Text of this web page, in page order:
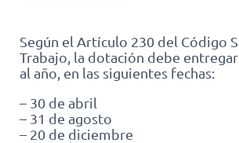
Según el Artículo 230 del Código
Trabajo, la dotación debe
al año, en las siguientes fechas:
– 30 de abril
– 31 de agosto
– 20 de diciembre